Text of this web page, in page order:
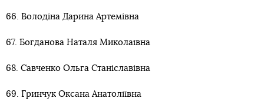
66. Володіна Дарина Артемівна
67. Богданова Наталя Миколаївна
68. Савченко Ольга Станіславівна
69. Гринчук Оксана Анатоліївна